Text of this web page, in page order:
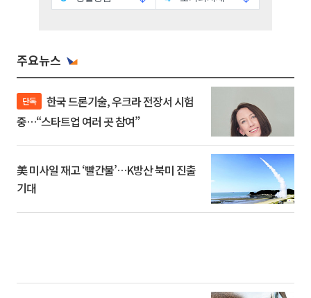
주요뉴스
단독
중…“스타트업 여러 곳 참여”
美 미사일 재고 ‘빨간불’…K방산 북미 진출
기대